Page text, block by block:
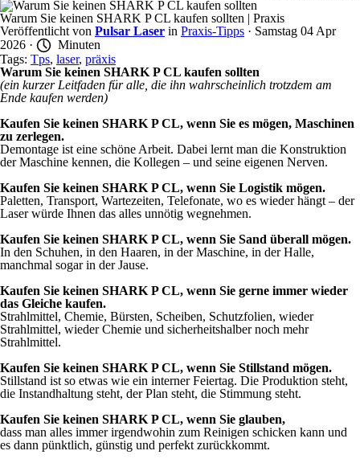
Warum Sie keinen SHARK P CL kaufen sollten | Praxis
Veröffentlicht von Pulsar Laser in Praxis-Tipps · Samstag 04 Apr
2026 ·
Minuten
Tags: Tps, laser, präxis
Warum Sie keinen SHARK P CL kaufen sollten
(ein kurzer Leitfaden für alle, die ihn wahrscheinlich trotzdem am
Ende kaufen werden)
Kaufen Sie keinen SHARK P CL, wenn Sie es mögen, Maschinen
zu zerlegen.
Demontage ist eine schöne Arbeit. Dabei lernt man die Konstruktion
der Maschine kennen, die Kollegen – und seine eigenen Nerven.
Kaufen Sie keinen SHARK P CL, wenn Sie Logistik mögen.
Paletten, Transport, Wartezeiten, Telefonate, wo es wieder hängt – der
Laser würde Ihnen das alles unnötig wegnehmen.
Kaufen Sie keinen SHARK P CL, wenn Sie Sand überall mögen.
In den Schuhen, in den Haaren, in der Maschine, in der Halle,
manchmal sogar in der Jause.
Kaufen Sie keinen SHARK P CL, wenn Sie gerne immer wieder
das Gleiche kaufen.
Strahlmittel, Chemie, Bürsten, Scheiben, Schutzfolien, wieder
Strahlmittel, wieder Chemie und sicherheitshalber noch mehr
Strahlmittel.
Kaufen Sie keinen SHARK P CL, wenn Sie Stillstand mögen.
Stillstand ist so etwas wie ein interner Feiertag. Die Produktion steht,
die Instandhaltung steht, der Plan steht, die Stimmung steht.
Kaufen Sie keinen SHARK P CL, wenn Sie glauben,
dass man alles immer irgendwohin zum Reinigen schicken kann und
es dann pünktlich, günstig und perfekt zurückkommt.